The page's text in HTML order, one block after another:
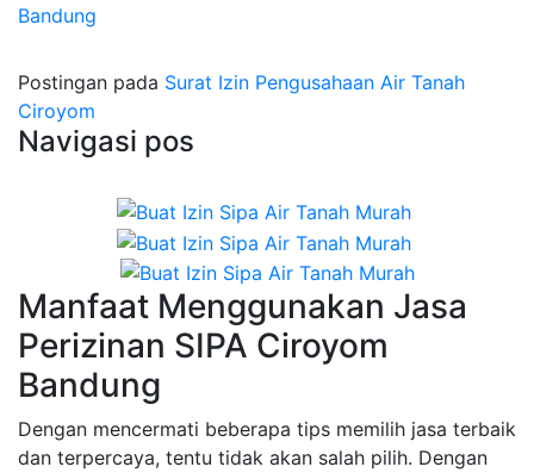
Bandung
Postingan pada Surat Izin Pengusahaan Air Tanah
Ciroyom
Navigasi pos
Manfaat Menggunakan Jasa
Perizinan SIPA Ciroyom
Bandung
Dengan mencermati beberapa tips memilih jasa terbaik
dan terpercaya, tentu tidak akan salah pilih. Dengan